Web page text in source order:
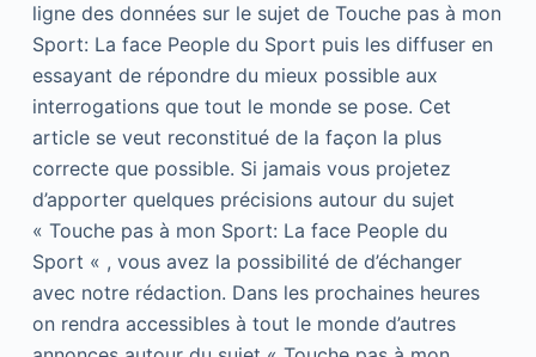
ligne des données sur le sujet de Touche pas à mon
Sport: La face People du Sport puis les diffuser en
essayant de répondre du mieux possible aux
interrogations que tout le monde se pose. Cet
article se veut reconstitué de la façon la plus
correcte que possible. Si jamais vous projetez
d’apporter quelques précisions autour du sujet
« Touche pas à mon Sport: La face People du
Sport « , vous avez la possibilité de d’échanger
avec notre rédaction. Dans les prochaines heures
on rendra accessibles à tout le monde d’autres